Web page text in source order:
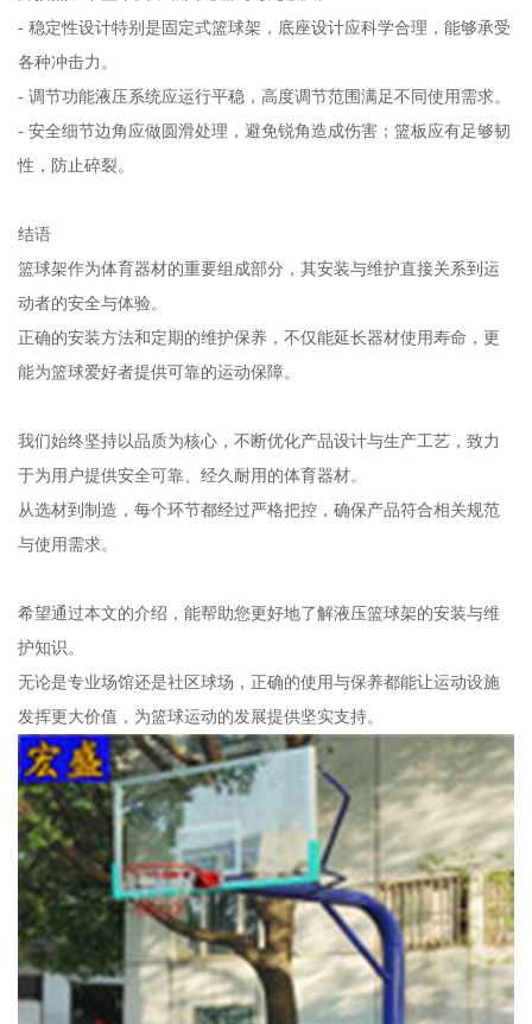
- 稳定性设计特别是固定式篮球架，底座设计应科学合理，能够承受
各种冲击力。
- 调节功能液压系统应运行平稳，高度调节范围满足不同使用需求。
- 安全细节边角应做圆滑处理，避免锐角造成伤害；篮板应有足够韧
性，防止碎裂。
结语
篮球架作为体育器材的重要组成部分，其安装与维护直接关系到运
动者的安全与体验。
正确的安装方法和定期的维护保养，不仅能延长器材使用寿命，更
能为篮球爱好者提供可靠的运动保障。
我们始终坚持以品质为核心，不断优化产品设计与生产工艺，致力
于为用户提供安全可靠、经久耐用的体育器材。
从选材到制造，每个环节都经过严格把控，确保产品符合相关规范
与使用需求。
希望通过本文的介绍，能帮助您更好地了解液压篮球架的安装与维
护知识。
无论是专业场馆还是社区球场，正确的使用与保养都能让运动设施
发挥更大价值，为篮球运动的发展提供坚实支持。